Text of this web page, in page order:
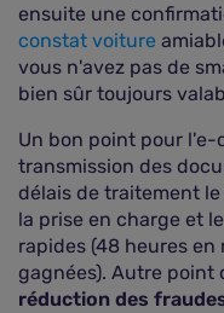
ensuite une
constat voiture
vous n'avez pas de
bien sûr toujours
Un bon point pour l'e-
transmission des
délais de traitement
la prise en charge et
rapides (48 heures
gagnées). Autre point
réduction des